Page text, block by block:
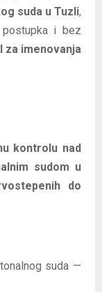
suda u Tuzli,
i bez
za imenovanja
kontrolu nad
sudom u
do
suda —